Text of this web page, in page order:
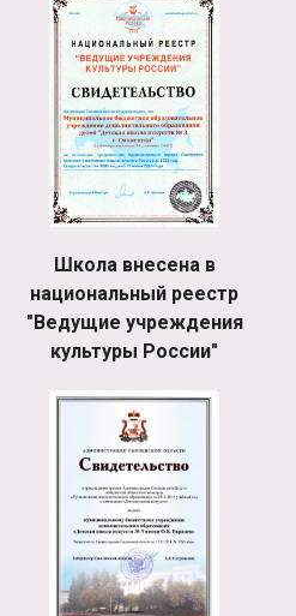
Школа внесена в
национальный реестр
"Ведущие учреждения
культуры России"